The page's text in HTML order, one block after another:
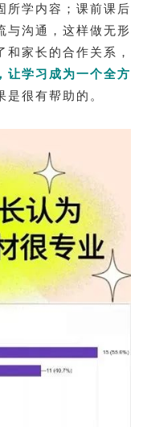
所学内容；课前课后
与沟通，这样做无形
家长的合作关系，
让学习成为一个全方
是很有帮助的。